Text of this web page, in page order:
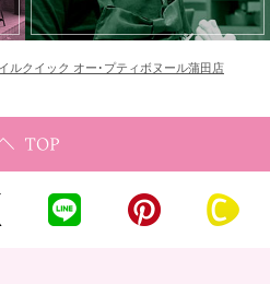
ルクイック オー･プティボヌール蒲田店